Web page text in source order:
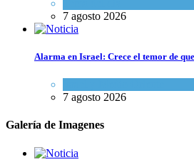
7 agosto 2026
Alarma en Israel: Crece el temor de
7 agosto 2026
Galería de Imagenes